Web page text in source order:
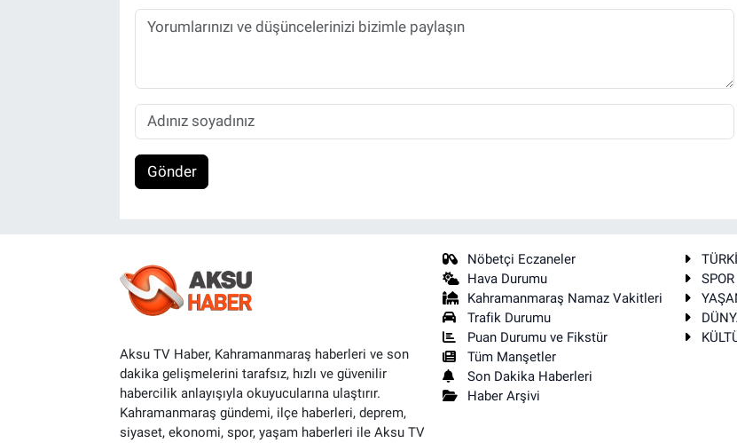
Gönder
Aksu TV Haber, Kahramanmaraş haberleri ve son
dakika gelişmelerini tarafsız, hızlı ve güvenilir
habercilik anlayışıyla okuyucularına ulaştırır.
Kahramanmaraş gündemi, ilçe haberleri, deprem,
siyaset, ekonomi, spor, yaşam haberleri ile Aksu TV
Nöbetçi Eczaneler
Hava Durumu
Kahramanmaraş Namaz Vakitleri
Trafik Durumu
Puan Durumu ve Fikstür
Tüm Manşetler
Son Dakika Haberleri
Haber Arşivi
SPOR